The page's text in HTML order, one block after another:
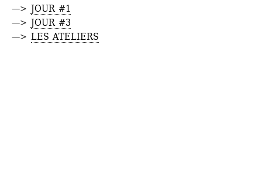
—> JOUR #1
—> JOUR #3
—> LES ATELIERS